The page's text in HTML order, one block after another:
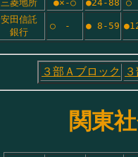
三菱地所 ●×-○ ●24-88 ○
安田信託
銀行
○　- ● 8-59
３部Ａブロック
関東